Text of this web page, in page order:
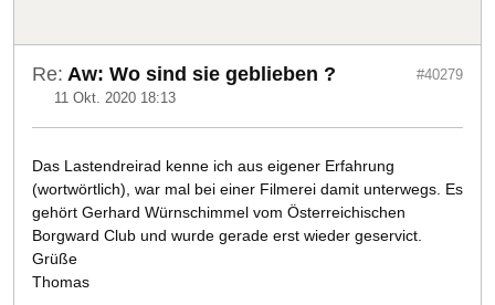
Re: Aw: Wo sind sie geblieben ?
11 Okt. 2020 18:13
#40279
Das Lastendreirad kenne ich aus eigener Erfahrung
(wortwörtlich), war mal bei einer Filmerei damit unterwegs. Es
gehört Gerhard Würnschimmel vom Österreichischen
Borgward Club und wurde gerade erst wieder geservict.
Grüße
Thomas